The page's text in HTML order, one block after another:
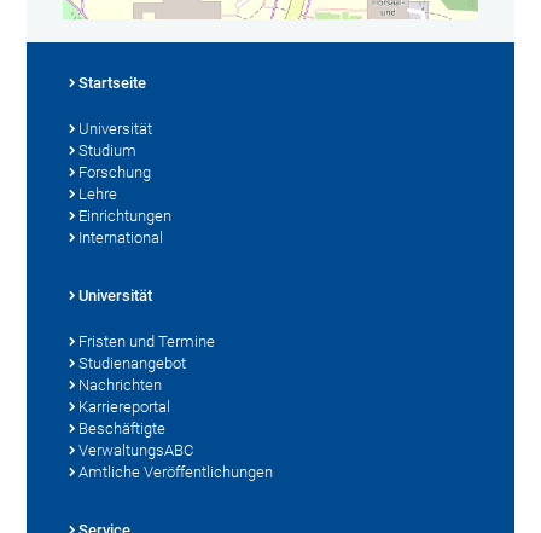
Startseite
Universität
Studium
Forschung
Lehre
Einrichtungen
International
Universität
Fristen und Termine
Studienangebot
Nachrichten
Karriereportal
Beschäftigte
VerwaltungsABC
Amtliche Veröffentlichungen